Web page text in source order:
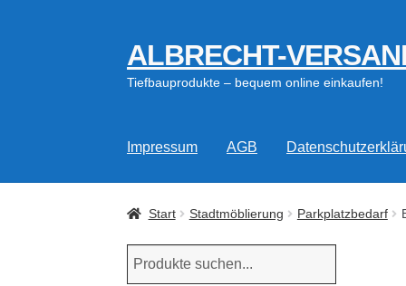
Zur
Navigation
springen
Zum
Inhalt
springen
ALBRECHT-
Tiefbauprodukte – bequem online einkaufen!
Impressum AGB
Start Stadtmöblierung Parkplatzbedarf